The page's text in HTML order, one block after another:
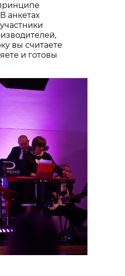
анкетах
вы считаете
и готовы